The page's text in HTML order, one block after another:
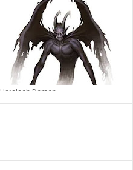
Haralach Demon